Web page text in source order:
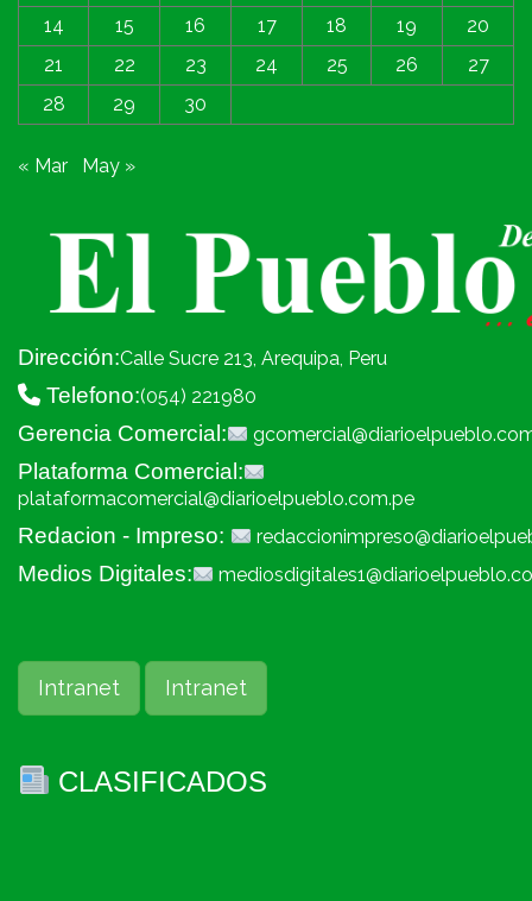
14
15 16 17 18 19
20
21
22 23 24 25 26
27
28
29 30
« Mar May »
Dirección:Calle Sucre 213, Arequipa, Peru
Telefono:(054) 221980
Gerencia Comercial:
Plataforma Comercial:
plataformacomercial@diarioelpueblo.com.pe
Redacion - Impreso:
Medios Digitales:
Intranet Intranet
CLASIFICADOS